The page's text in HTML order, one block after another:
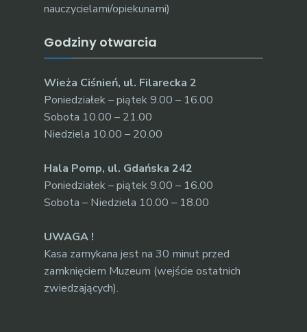
nauczycielami/opiekunami)
Godziny otwarcia
Wieża Ciśnień, ul. Filarecka 2
Poniedziałek – piątek 9.00 – 16.00
Sobota 10.00 – 21.00
Niedziela 10.00 – 20.00
Hala Pomp, ul. Gdańska 242
Poniedziałek – piątek 9.00 – 16.00
Sobota – Niedziela 10.00 – 18.00
UWAGA !
Kasa zamykana jest na 30 minut przed
zamknięciem Muzeum (wejście ostatnich
zwiedzających).